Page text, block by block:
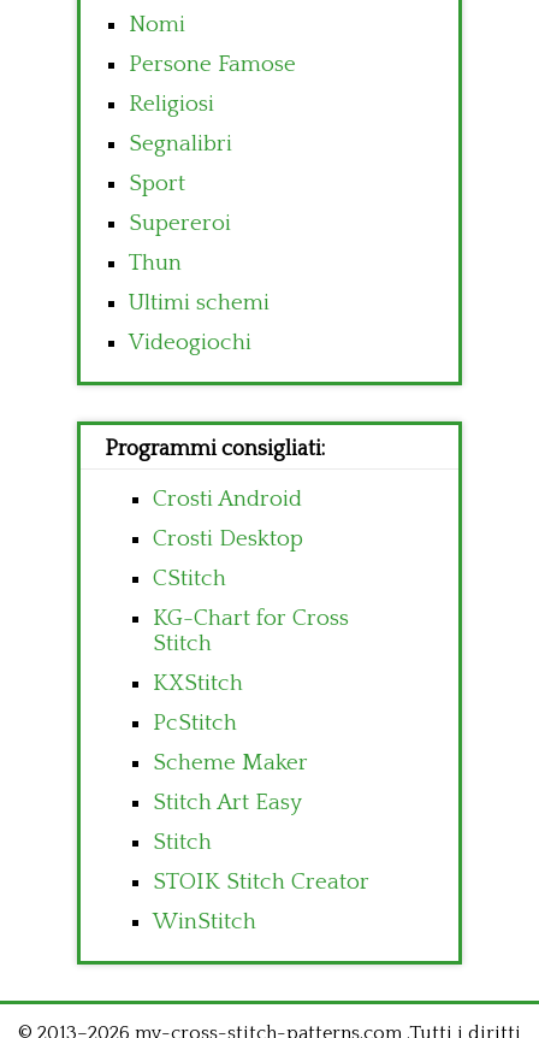
Nomi
Persone Famose
Religiosi
Segnalibri
Sport
Supereroi
Thun
Ultimi schemi
Videogiochi
Programmi consigliati:
Crosti Android
Crosti Desktop
CStitch
KG-Chart for Cross
Stitch
KXStitch
PcStitch
Scheme Maker
Stitch Art Easy
Stitch
STOIK Stitch Creator
WinStitch
© 2013–2026 my-cross-stitch-patterns.com .Tutti i diritti